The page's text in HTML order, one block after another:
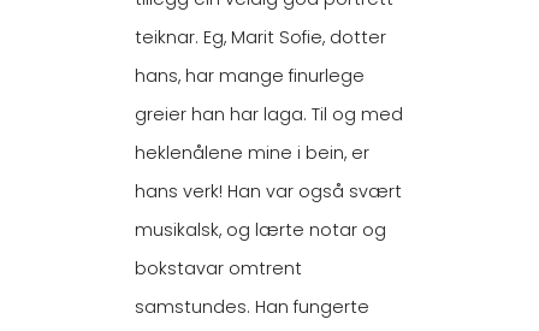
teiknar. Eg, Marit Sofie, dotter
hans, har mange finurlege
greier han har laga. Til og med
heklenålene mine i bein, er
hans verk! Han var også svært
musikalsk, og lærte notar og
bokstavar omtrent
samstundes. Han fungerte